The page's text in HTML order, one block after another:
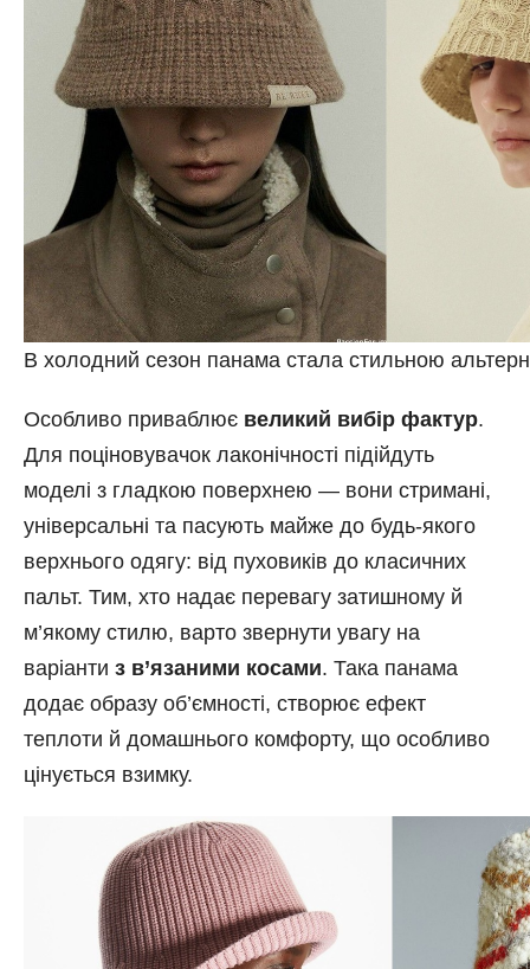
В холодний сезон панама стала стильною
Особливо приваблює великий вибір фактур.
Для поціновувачок лаконічності підійдуть
моделі з гладкою поверхнею — вони стримані,
універсальні та пасують майже до будь-якого
верхнього одягу: від пуховиків до класичних
пальт. Тим, хто надає перевагу затишному й
м’якому стилю, варто звернути увагу на
варіанти з в’язаними косами. Така панама
додає образу об’ємності, створює ефект
теплоти й домашнього комфорту, що особливо
цінується взимку.